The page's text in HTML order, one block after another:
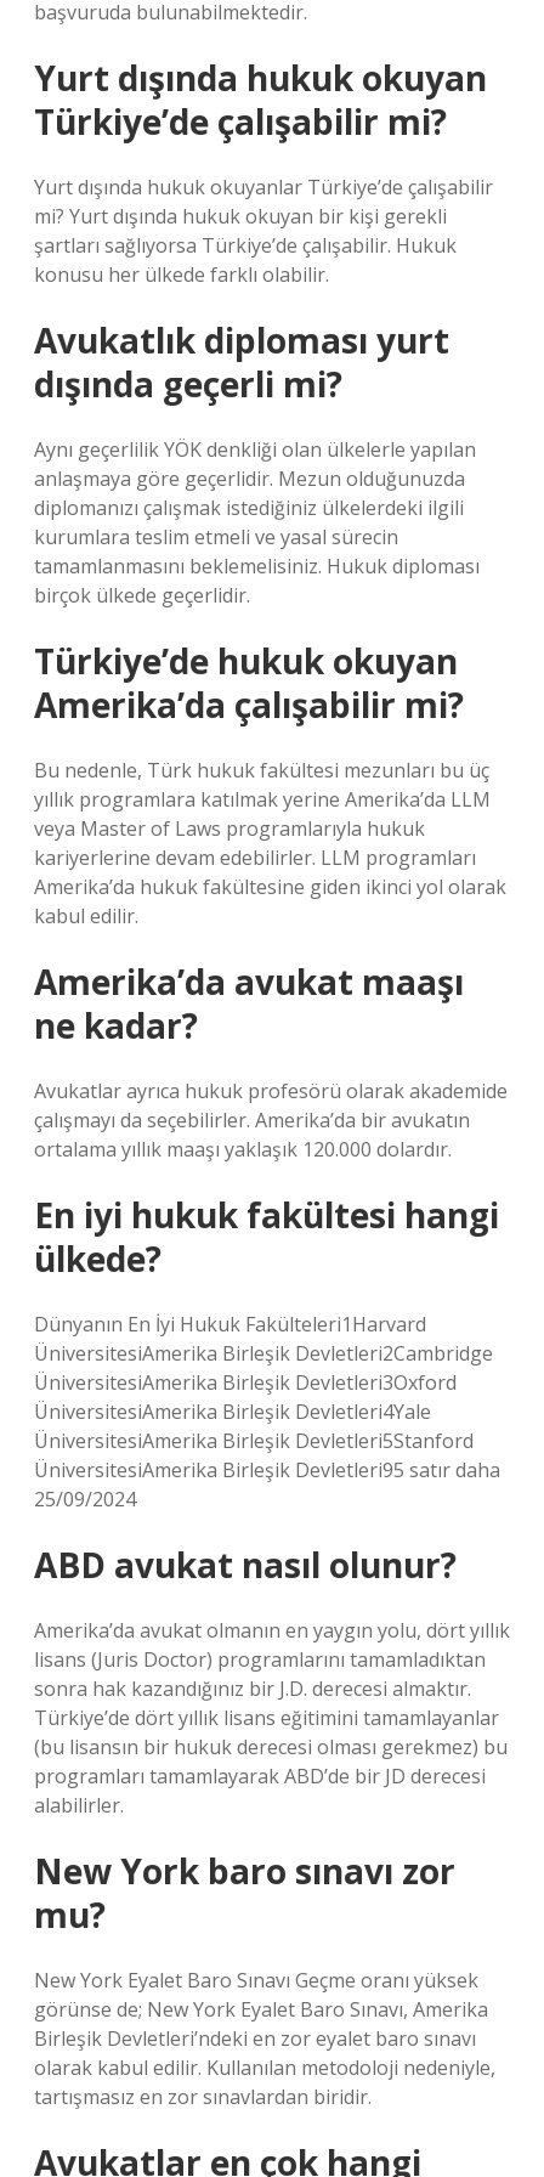
başvuruda bulunabilmektedir.
Yurt dışında hukuk okuyan
Türkiye’de çalışabilir mi?
Yurt dışında hukuk okuyanlar Türkiye’de çalışabilir
mi? Yurt dışında hukuk okuyan bir kişi gerekli
şartları sağlıyorsa Türkiye’de çalışabilir. Hukuk
konusu her ülkede farklı olabilir.
Avukatlık diploması yurt
dışında geçerli mi?
Aynı geçerlilik YÖK denkliği olan ülkelerle yapılan
anlaşmaya göre geçerlidir. Mezun olduğunuzda
diplomanızı çalışmak istediğiniz ülkelerdeki ilgili
kurumlara teslim etmeli ve yasal sürecin
tamamlanmasını beklemelisiniz. Hukuk diploması
birçok ülkede geçerlidir.
Türkiye’de hukuk okuyan
Amerika’da çalışabilir mi?
Bu nedenle, Türk hukuk fakültesi mezunları bu üç
yıllık programlara katılmak yerine Amerika’da LLM
veya Master of Laws programlarıyla hukuk
kariyerlerine devam edebilirler. LLM programları
Amerika’da hukuk fakültesine giden ikinci yol olarak
kabul edilir.
Amerika’da avukat maaşı
ne kadar?
Avukatlar ayrıca hukuk profesörü olarak akademide
çalışmayı da seçebilirler. Amerika’da bir avukatın
ortalama yıllık maaşı yaklaşık 120.000 dolardır.
En iyi hukuk fakültesi hangi
ülkede?
Dünyanın En İyi Hukuk Fakülteleri1Harvard
ÜniversitesiAmerika Birleşik Devletleri2Cambridge
ÜniversitesiAmerika Birleşik Devletleri3Oxford
ÜniversitesiAmerika Birleşik Devletleri4Yale
ÜniversitesiAmerika Birleşik Devletleri5Stanford
ÜniversitesiAmerika Birleşik Devletleri95 satır daha
25/09/2024
ABD avukat nasıl olunur?
Amerika’da avukat olmanın en yaygın yolu, dört yıllık
lisans (Juris Doctor) programlarını tamamladıktan
sonra hak kazandığınız bir J.D. derecesi almaktır.
Türkiye’de dört yıllık lisans eğitimini tamamlayanlar
(bu lisansın bir hukuk derecesi olması gerekmez) bu
programları tamamlayarak ABD’de bir JD derecesi
alabilirler.
New York baro sınavı zor
mu?
New York Eyalet Baro Sınavı Geçme oranı yüksek
görünse de; New York Eyalet Baro Sınavı, Amerika
Birleşik Devletleri’ndeki en zor eyalet baro sınavı
olarak kabul edilir. Kullanılan metodoloji nedeniyle,
tartışmasız en zor sınavlardan biridir.
Avukatlar en çok hangi